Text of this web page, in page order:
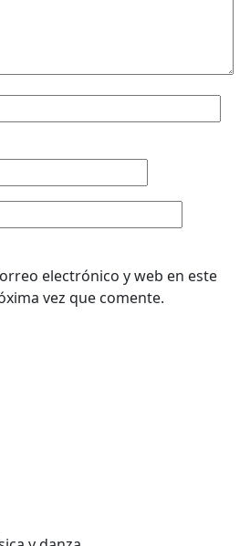
electrónico y web en este
vez que comente.